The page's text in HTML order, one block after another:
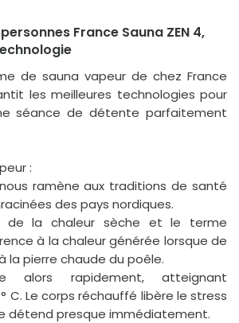
France Sauna ZEN 4,
de sauna vapeur de chez France
les meilleures technologies pour
séance de détente parfaitement
:
ramène aux traditions de santé
des pays nordiques.
la chaleur sèche et le terme
à la chaleur générée lorsque de
la pierre chaude du poêle.
alors rapidement, atteignant
C. Le corps réchauffé libère le stress
détend presque immédiatement.